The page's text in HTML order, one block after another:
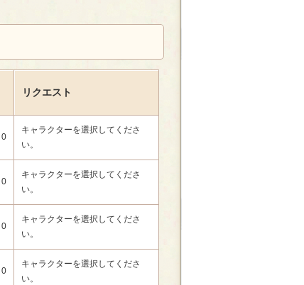
リクエスト
0
キャラクターを選択してくださ
い。
0
キャラクターを選択してくださ
い。
0
キャラクターを選択してくださ
い。
0
キャラクターを選択してくださ
い。